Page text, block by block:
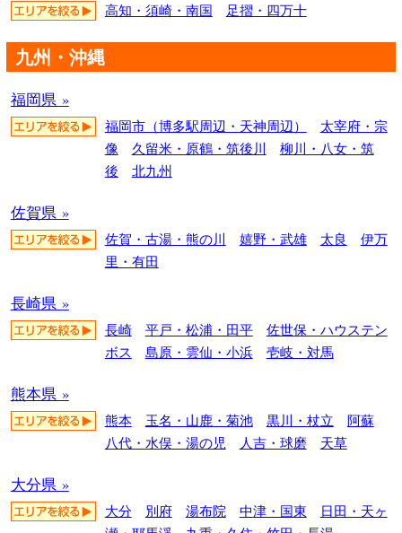
高知・須崎・南国 足摺・四万十
九州・沖縄
福岡県 »
福岡市（博多駅周辺・天神周辺）
太宰府・宗
像
久留米・原鶴・筑後川
柳川・八女・筑
後
北九州
佐賀県 »
佐賀・古湯・熊の川 嬉野・武雄 太良
伊万
里・有田
長崎県 »
長崎 平戸・松浦・田平
佐世保・ハウステン
ボス
島原・雲仙・小浜 壱岐・対馬
熊本県 »
熊本 玉名・山鹿・菊池 黒川・杖立
阿蘇
八代・水俣・湯の児
人吉・球磨 天草
大分県 »
大分 別府 湯布院 中津・国東
日田・天ヶ